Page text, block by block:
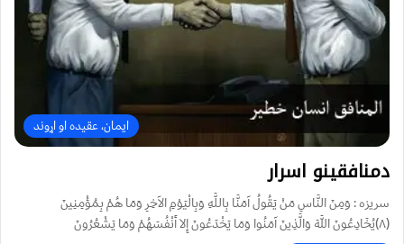
ایمان، عقیده او اړوند
دمنافقینو اسرار
سریزه : وَمِنَ النَّاسِ مَنْ يَقُولُ آمَنَّا بِاللَّهِ وَبِالْيَوْمِ الآخِرِ وَمَا هُمْ بِمُؤْمِنِينَ
(٨)يُخَادِعُونَ اللَّهَ وَالَّذِينَ آمَنُوا وَمَا يَخْدَعُونَ إِلا أَنْفُسَهُمْ وَمَا يَشْعُرُونَ